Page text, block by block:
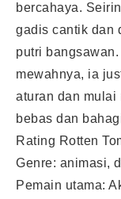
bercahaya.
gadis cantik dan
putri
mewahnya, ia
aturan dan mulai
bebas dan
Rating Rotten
Genre: animasi,
Pemain utama: